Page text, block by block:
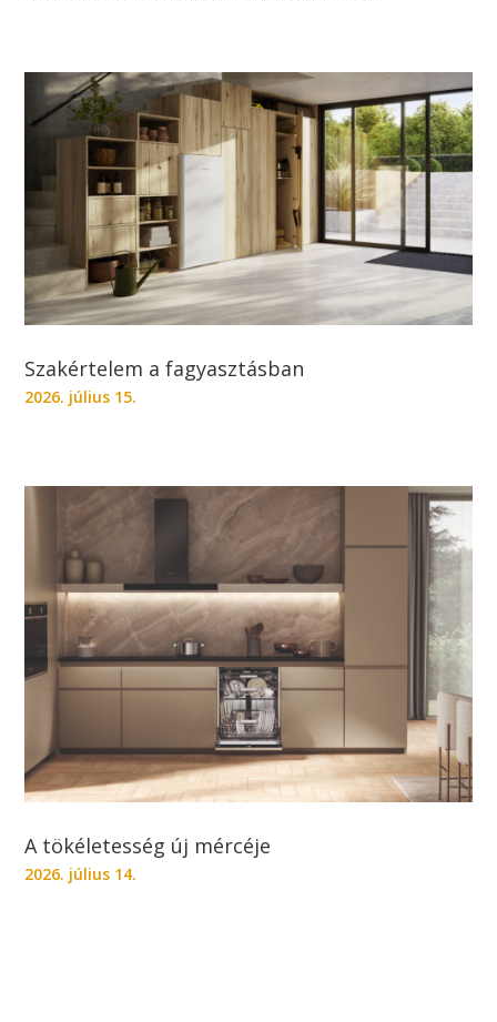
Szakértelem a fagyasztásban
2026. július 15.
A tökéletesség új mércéje
2026. július 14.